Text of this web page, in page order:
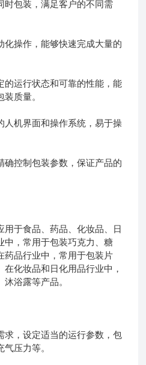
时包装，满足客户的不同需
操作，能够快速完成大量的
运行状态和可靠的性能，能
质量。
机界面和操作系统，易于操
控制包装参数，保证产品的
于食品、药品、化妆品、日
中，常用于包装巧克力、糖
药品行业中，常用于包装片
化妆品和日化用品行业中，
浴露等产品。
，设定适当的运行参数，包
压力等。